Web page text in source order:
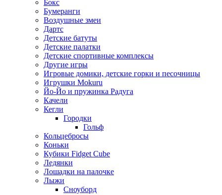
Бокс
Бумеранги
Воздушные змеи
Дартс
Детские батуты
Детские палатки
Детские спортивные комплексы
Другие игры
Игровые домики, детские горки и песочницы
Игрушки Mokuru
Йо-Йо и пружинка Радуга
Качели
Кегли
Городки
Гольф
Кольцебросы
Коньки
Кубики Fidget Cube
Ледянки
Лошадки на палочке
Лыжи
Сноуборд